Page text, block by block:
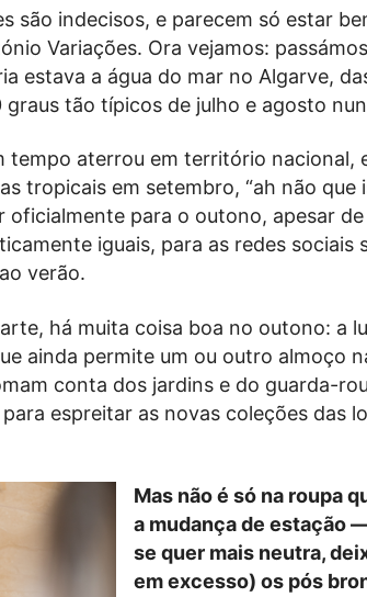
são indecisos, e parecem só estar
Variações. Ora vejamos:
estava a água do mar no Algarve,
tão típicos de julho e agosto
tempo aterrou em território nacional,
tropicais em setembro, “ah não que
oficialmente para o outono, apesar
iguais, para as redes sociais
verão.
há muita coisa boa no outono: a
ainda permite um ou outro almoço
conta dos jardins e do guarda-
espreitar as novas coleções das
Mas não é só na roupa
a mudança de estação
se quer mais neutra,
em excesso) os pós